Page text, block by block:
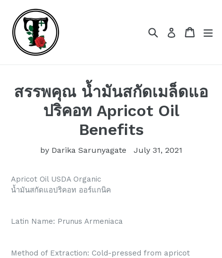
content
SearchLog in Cart
Cart
สรรพคุณ น้ำมันสกัดเมล็ดแอ
ปริคอท Apricot Oil
Benefits
by Darika Sarunyagate July 31, 2021
Apricot Oil USDA Organic
น้ำมันสกัดแอปริคอท ออร์แกนิค
Latin Name: Prunus Armeniaca
Method of Extraction: Cold-pressed from apricot